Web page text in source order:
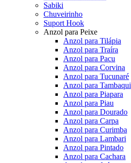
Sabiki
Chuveirinho
Suport Hook
Anzol para Peixe
Anzol para Tilápia
Anzol para Traíra
Anzol para Pacu
Anzol para Corvina
Anzol para Tucunaré
Anzol para Tambaqui
Anzol para Piapara
Anzol para Piau
Anzol para Dourado
Anzol para Carpa
Anzol para Curimba
Anzol para Lambari
Anzol para Pintado
Anzol para Cachara